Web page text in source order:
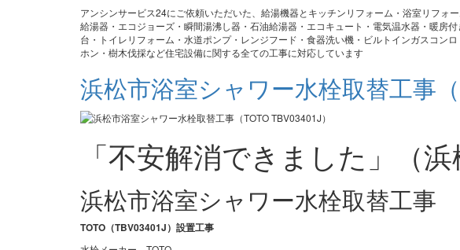
アンシンサービス24にご依頼いただいた、給湯機器とキッチンリフォーム・浴室リフォ
給湯器・エコジョーズ・瞬間湯沸し器・石油給湯器・エコキュート・電気温水器・暖房
台・トイレリフォーム・水道ポンプ・レンジフード・食器洗い機・ビルトインガスコン
ホン・樹木伐採など住宅設備に関する全ての工事に対応しています
浜松市浴室シャワー水栓取替工事（
「不安解消できました」（浜
浜松市浴室シャワー水栓取替工事
TOTO（TBV03401J）設置工事